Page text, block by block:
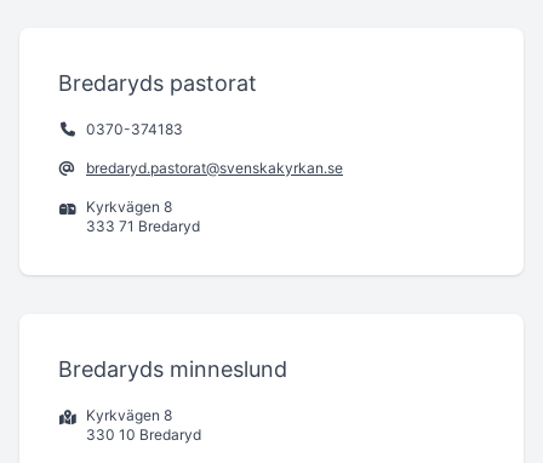
Bredaryds pastorat
0370-374183
bredaryd.pastorat@svenskakyrkan.se
Kyrkvägen 8
333 71 Bredaryd
Bredaryds minneslund
Kyrkvägen 8
330 10 Bredaryd